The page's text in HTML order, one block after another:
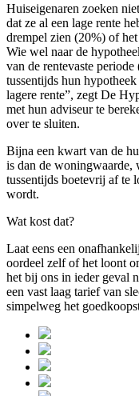
Huiseigenaren zoeken
dat ze al een lage rente
drempel zien (20%) of
Wie wel naar de
van de rentevaste
tussentijds hun
lagere rente”, zegt De
met hun adviseur te
over te sluiten.
Bijna een kwart van de
is dan de
tussentijds boetevrij af te
wordt.
Wat kost dat?
Laat eens een
oordeel zelf of het loont
het bij ons in ieder geval
een vast laag tarief van
simpelweg het